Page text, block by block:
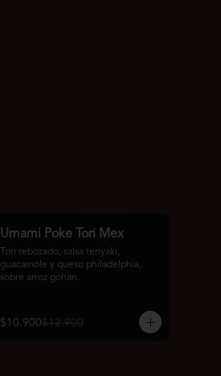
Umami Poke Tori Mex
Tori rebozado, salsa teriyaki,
guacamole y queso philadelphia,
sobre arroz gohan.
$10.900$12.900